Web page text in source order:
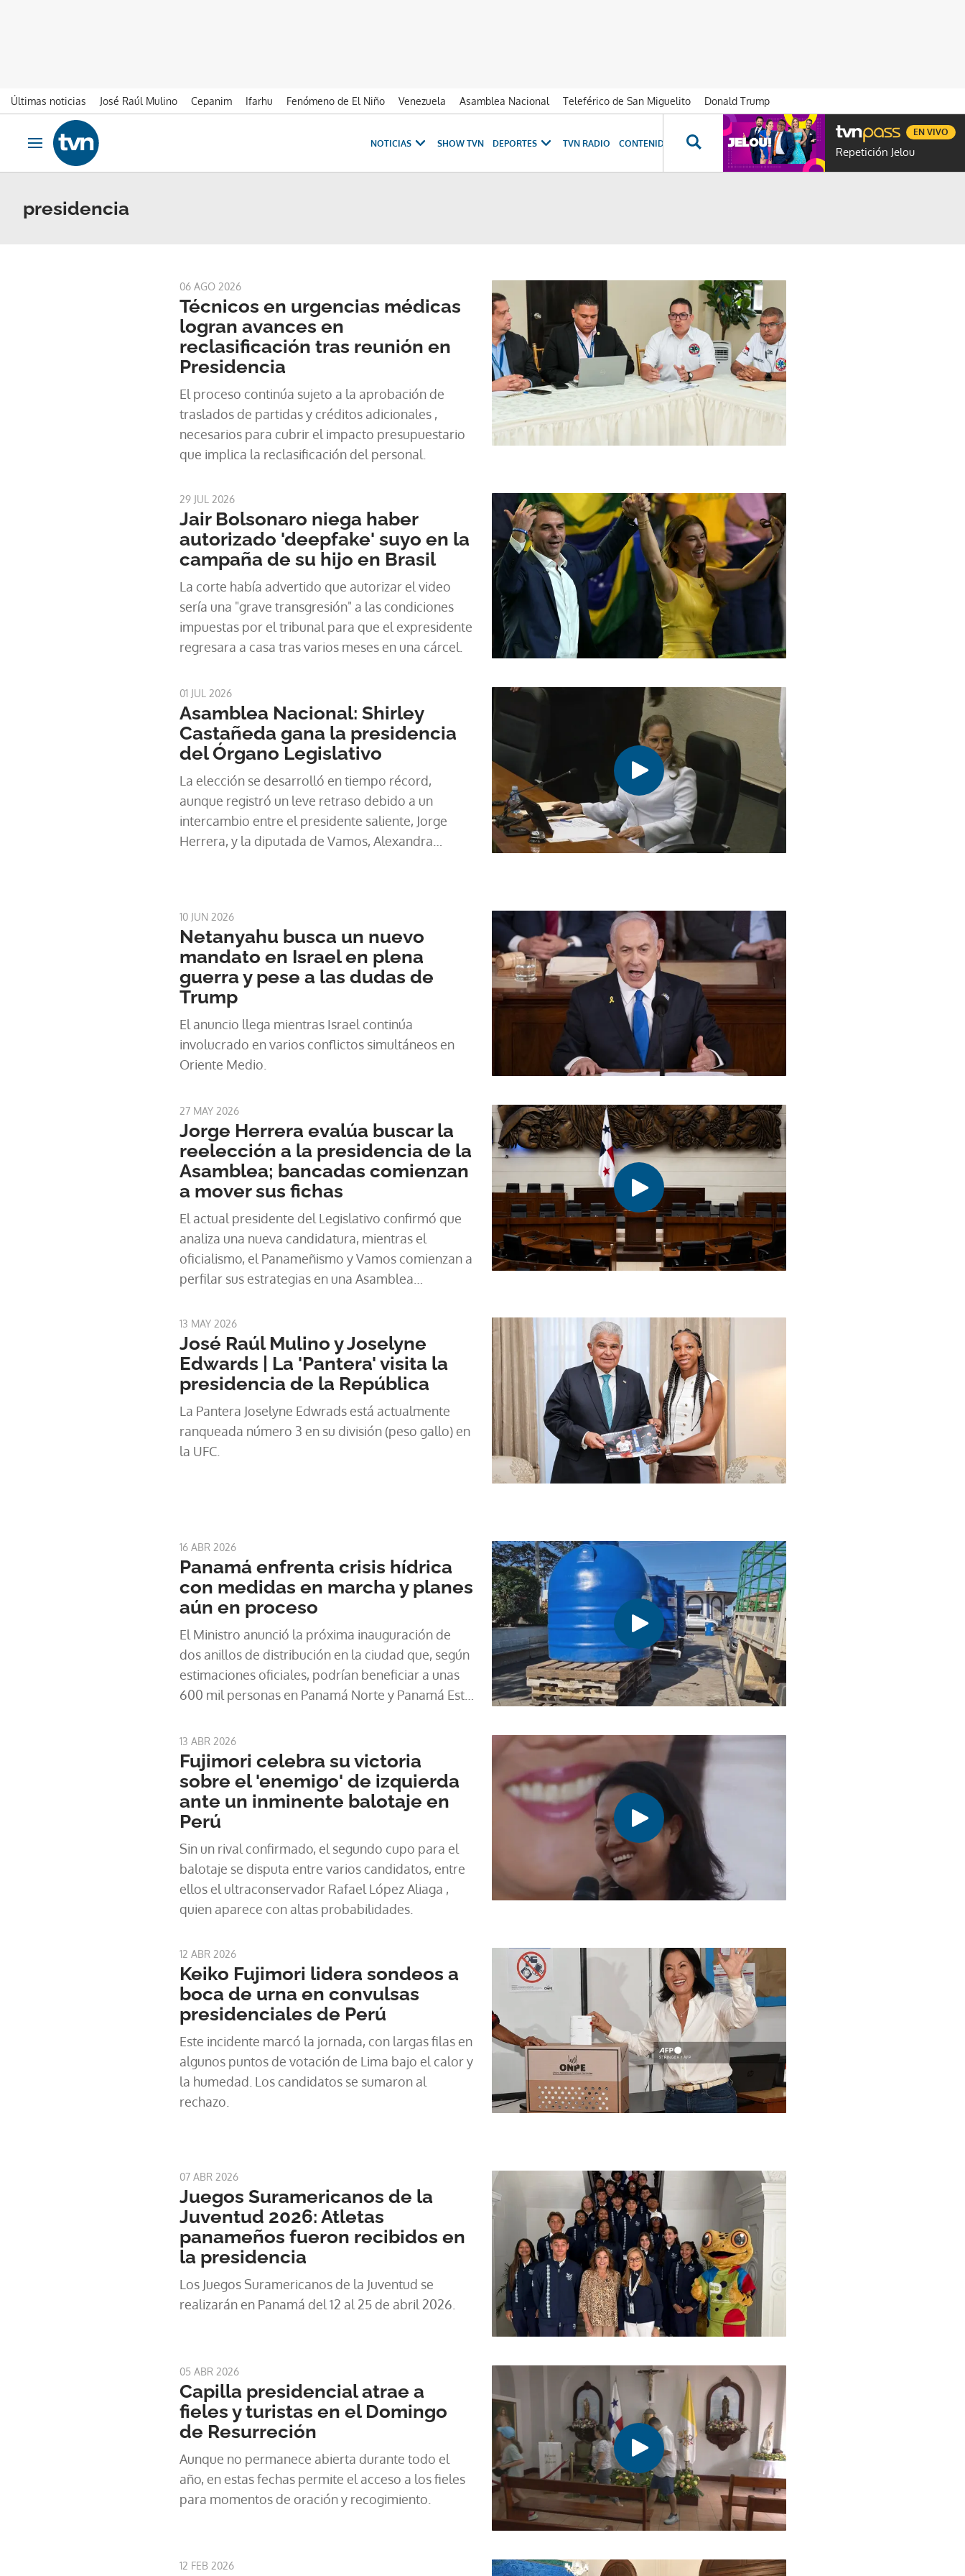
Últimas noticias José Raúl Mulino Cepanim Ifarhu Fenómeno de El Niño Venezuela Asamblea Nacional Teleférico de San Miguelito
Donald Trump
Ir al contenido
Obrir navegació
NOTICIAS SHOW TVN DEPORTES TVN RADIO CONTENIDOS ESPECIALES NOVELAS PROGRAMAS GENTE TVN
Repetición Jelou
EN VIVO
presidencia
06 AGO 2026
Técnicos en urgencias médicas
logran avances en
reclasificación tras reunión en
Presidencia
El proceso continúa sujeto a la aprobación de
traslados de partidas y créditos adicionales ,
necesarios para cubrir el impacto presupuestario
que implica la reclasificación del personal.
29 JUL 2026
Jair Bolsonaro niega haber
autorizado 'deepfake' suyo en la
campaña de su hijo en Brasil
La corte había advertido que autorizar el video
sería una "grave transgresión" a las condiciones
impuestas por el tribunal para que el expresidente
regresara a casa tras varios meses en una cárcel.
01 JUL 2026
Asamblea Nacional: Shirley
Castañeda gana la presidencia
del Órgano Legislativo
La elección se desarrolló en tiempo récord,
aunque registró un leve retraso debido a un
intercambio entre el presidente saliente, Jorge
Herrera, y la diputada de Vamos, Alexandra
10 JUN 2026
Netanyahu busca un nuevo
mandato en Israel en plena
guerra y pese a las dudas de
Trump
El anuncio llega mientras Israel continúa
involucrado en varios conflictos simultáneos en
Oriente Medio.
27 MAY 2026
Jorge Herrera evalúa buscar la
reelección a la presidencia de la
Asamblea; bancadas comienzan
a mover sus fichas
El actual presidente del Legislativo confirmó que
analiza una nueva candidatura, mientras el
oficialismo, el Panameñismo y Vamos comienzan a
perfilar sus estrategias en una Asamblea
13 MAY 2026
José Raúl Mulino y Joselyne
Edwards | La 'Pantera' visita la
presidencia de la República
La Pantera Joselyne Edwrads está actualmente
ranqueada número 3 en su división (peso gallo) en
la UFC.
16 ABR 2026
Panamá enfrenta crisis hídrica
con medidas en marcha y planes
aún en proceso
El Ministro anunció la próxima inauguración de
dos anillos de distribución en la ciudad que, según
estimaciones oficiales, podrían beneficiar a unas
600 mil personas en Panamá Norte y Panamá Este
servicio.
13 ABR 2026
Fujimori celebra su victoria
sobre el 'enemigo' de izquierda
ante un inminente balotaje en
Perú
Sin un rival confirmado, el segundo cupo para el
balotaje se disputa entre varios candidatos, entre
ellos el ultraconservador Rafael López Aliaga ,
quien aparece con altas probabilidades.
12 ABR 2026
Keiko Fujimori lidera sondeos a
boca de urna en convulsas
presidenciales de Perú
Este incidente marcó la jornada, con largas filas en
algunos puntos de votación de Lima bajo el calor y
la humedad. Los candidatos se sumaron al
rechazo.
07 ABR 2026
Juegos Suramericanos de la
Juventud 2026: Atletas
panameños fueron recibidos en
la presidencia
Los Juegos Suramericanos de la Juventud se
realizarán en Panamá del 12 al 25 de abril 2026.
05 ABR 2026
Capilla presidencial atrae a
fieles y turistas en el Domingo
de Resurreción
Aunque no permanece abierta durante todo el
año, en estas fechas permite el acceso a los fieles
para momentos de oración y recogimiento.
12 FEB 2026